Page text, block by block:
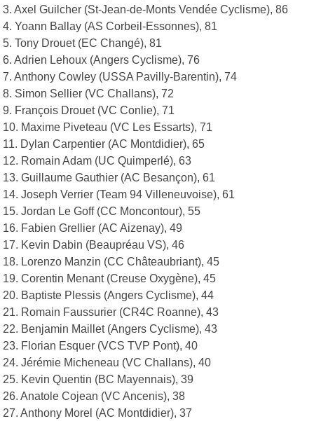
3. Axel Guilcher (St-Jean-de-Monts Vendée Cyclisme), 86
4. Yoann Ballay (AS Corbeil-Essonnes), 81
5. Tony Drouet (EC Changé), 81
6. Adrien Lehoux (Angers Cyclisme), 76
7. Anthony Cowley (USSA Pavilly-Barentin), 74
8. Simon Sellier (VC Challans), 72
9. François Drouet (VC Conlie), 71
10. Maxime Piveteau (VC Les Essarts), 71
11. Dylan Carpentier (AC Montdidier), 65
12. Romain Adam (UC Quimperlé), 63
13. Guillaume Gauthier (AC Besançon), 61
14. Joseph Verrier (Team 94 Villeneuvoise), 61
15. Jordan Le Goff (CC Moncontour), 55
16. Fabien Grellier (AC Aizenay), 49
17. Kevin Dabin (Beaupréau VS), 46
18. Lorenzo Manzin (CC Châteaubriant), 45
19. Corentin Menant (Creuse Oxygène), 45
20. Baptiste Plessis (Angers Cyclisme), 44
21. Romain Faussurier (CR4C Roanne), 43
22. Benjamin Maillet (Angers Cyclisme), 43
23. Florian Esquer (VCS TVP Pont), 40
24. Jérémie Micheneau (VC Challans), 40
25. Kevin Quentin (BC Mayennais), 39
26. Anatole Cojean (VC Ancenis), 38
27. Anthony Morel (AC Montdidier), 37